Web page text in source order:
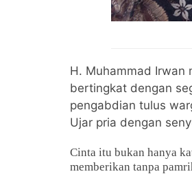
H. Muhammad Irwan
bertingkat dengan
pengabdian tulus
Ujar pria dengan
Cinta itu bukan hanya
memberikan tanpa